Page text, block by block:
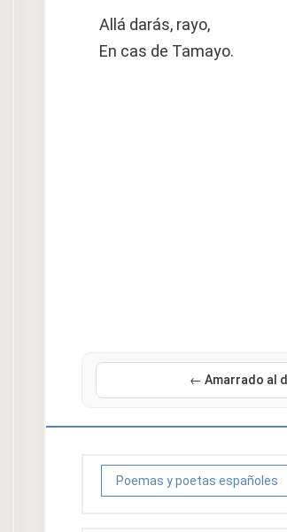
Allá darás, rayo,
En cas de Tamayo.
← Amarrado al
Poemas y poetas españoles